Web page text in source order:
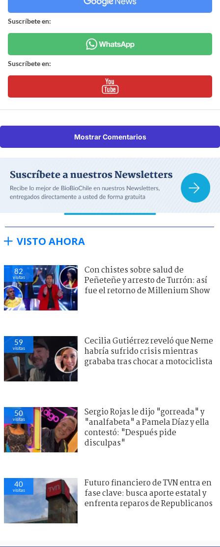
Suscríbete en:
Suscríbete en:
Mostrar Comentarios
VISTO AHORA
82
visitas
Con chistes sobre salud de
Peñeteñe y arresto de Turrón: así
fue el retorno de Millenium Show
59
visitas
Cecilia Gutiérrez reveló que Neme
habría sufrido crisis mientras
grababa tras chocar a motociclista
50
visitas
Sergio Rojas le dijo "gorreada" y
"analfabeta" a Pamela Díaz y ella
contestó: "Después pide
disculpas"
40
visitas
Futuro financiero de TVN entra en
fase clave: busca aporte estatal y
enfrenta reparos de Republicanos